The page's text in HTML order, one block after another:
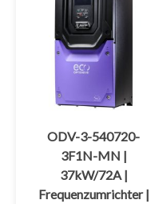
ODV-3-540720-
3F1N-MN |
37kW/72A |
Frequenzumrichter |